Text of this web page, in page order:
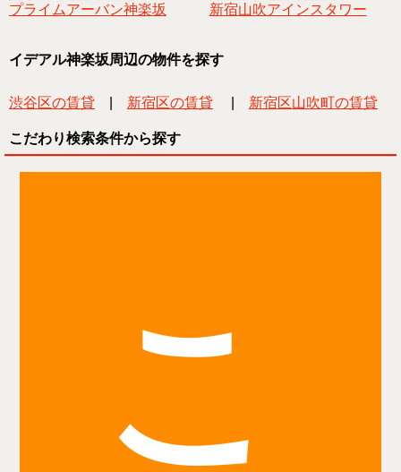
プライムアーバン神楽坂 新宿山吹アインスタワー
イデアル神楽坂周辺の物件を探す
渋谷区の賃貸 新宿区の賃貸 新宿区山吹町の賃貸
こだわり検索条件から探す
こ